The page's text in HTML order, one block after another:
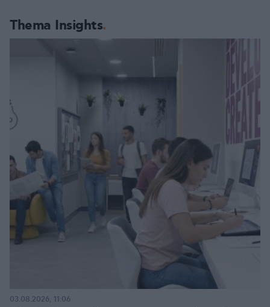
Thema Insights
03.08.2026, 11:06